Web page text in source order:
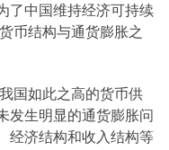
了中国维持经济可持续
币结构与通货膨胀之
国如此之高的货币供
发生明显的通货膨胀问
经济结构和收入结构等